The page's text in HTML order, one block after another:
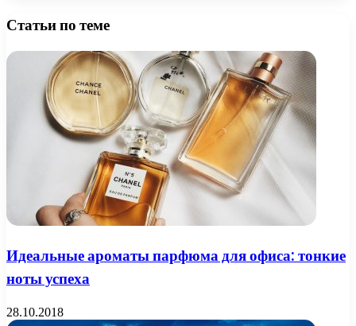
Статьи по теме
Идеальные ароматы парфюма для офиса: тонкие
ноты успеха
28.10.2018